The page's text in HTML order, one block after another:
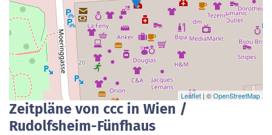
Leaflet | ©OpenStreetMap
Zeitpläne von ccc in Wien /
Rudolfsheim-Fünfhaus